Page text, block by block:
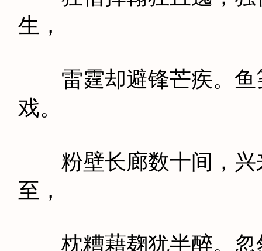
生，
雷霆却避锋芒疾。鱼
戏。
粉壁长廊数十间，兴
至，
枕糟藉麹犹半醉。忽